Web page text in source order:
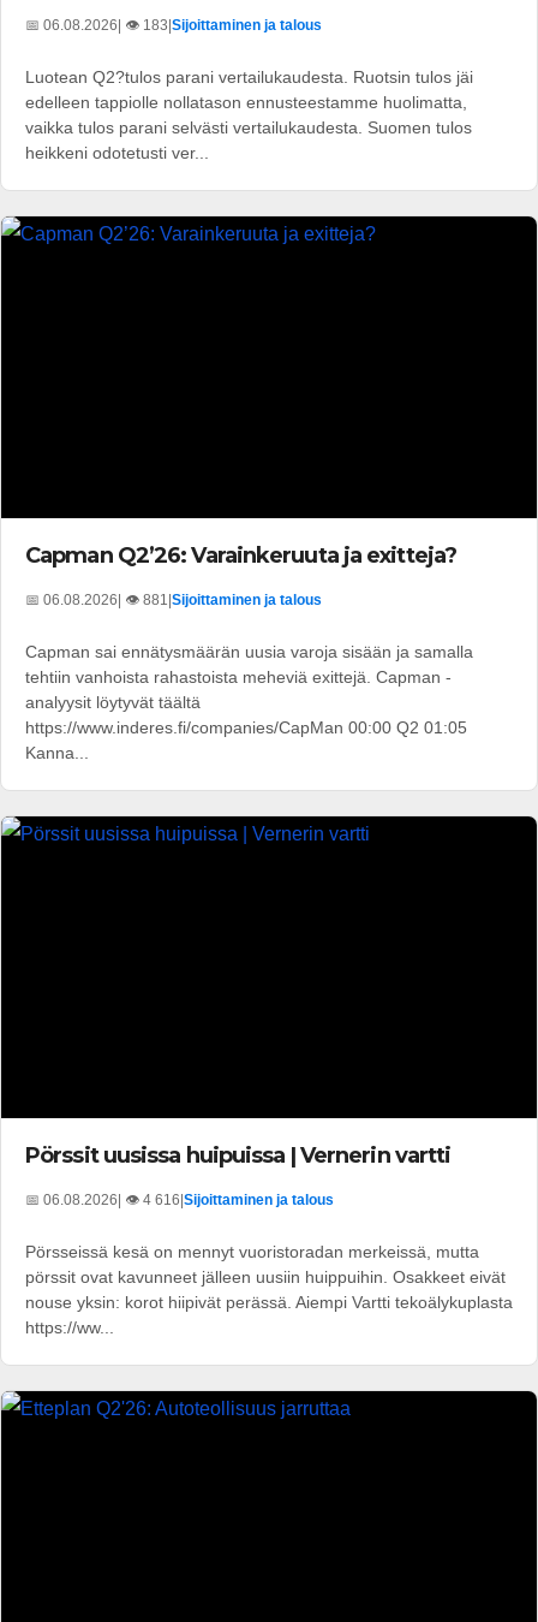
📅 06.08.2026 | 👁️ 183 Sijoittaminen ja talous
Luotean Q2?tulos parani vertailukaudesta. Ruotsin tulos jäi
edelleen tappiolle nollatason ennusteestamme huolimatta,
vaikka tulos parani selvästi vertailukaudesta. Suomen tulos
heikkeni odotetusti ver...
Capman Q2’26: Varainkeruuta ja exitteja?
📅 06.08.2026| 👁️ 881|Sijoittaminen ja talous
Capman sai ennätysmäärän uusia varoja sisään ja samalla
tehtiin vanhoista rahastoista meheviä exittejä. Capman -
analyysit löytyvät täältä
https://www.inderes.fi/companies/CapMan 00:00 Q2 01:05
Kanna...
Pörssit uusissa huipuissa | Vernerin vartti
📅 06.08.2026| 👁️ 4 616|Sijoittaminen ja talous
Pörsseissä kesä on mennyt vuoristoradan merkeissä, mutta
pörssit ovat kavunneet jälleen uusiin huippuihin. Osakkeet eivät
nouse yksin: korot hiipivät perässä. Aiempi Vartti tekoälykuplasta
https://ww...